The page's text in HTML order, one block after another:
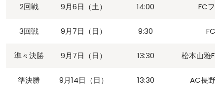
2回戦 9月6日（土） 14:00 FCフ
3回戦 9月7日（日） 9:30 FC
準々決勝 9月7日（日） 13:30 松本山雅
準決勝 9月14日（日） 13:30 AC長野